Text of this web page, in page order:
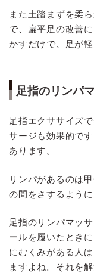
また土踏まずを柔
で、扁平足の改善
かすだけで、足が
足指のリンパ
足指エクササイズ
サージも効果的で
あります。
リンパがあるのは
の間をさするよう
足指のリンパマッ
ールを履いたとき
にむくみがある人
ますよね。それを